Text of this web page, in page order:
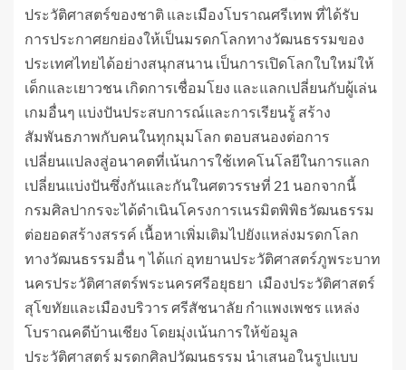
ประวัติศาสตร์ของชาติ และเมืองโบราณศรีเทพ ที่ได้รับ
การประกาศยกย่องให้เป็นมรดกโลกทางวัฒนธรรมของ
ประเทศไทยได้อย่างสนุกสนาน เป็นการเปิดโลกใบใหม่ให้
เด็กและเยาวชน เกิดการเชื่อมโยง และแลกเปลี่ยนกับผู้เล่น
เกมอื่นๆ แบ่งปันประสบการณ์และการเรียนรู้ สร้าง
สัมพันธภาพกับคนในทุกมุมโลก ตอบสนองต่อการ
เปลี่ยนแปลงสู่อนาคตที่เน้นการใช้เทคโนโลยีในการแลก
เปลี่ยนแบ่งปันซึ่งกันและกันในศตวรรษที่ 21 นอกจากนี้
กรมศิลปากรจะได้ดำเนินโครงการเนรมิตพิพิธวัฒนธรรม
ต่อยอดสร้างสรรค์ เนื้อหาเพิ่มเติมไปยังแหล่งมรดกโลก
ทางวัฒนธรรมอื่น ๆ ได้แก่ อุทยานประวัติศาสตร์ภูพระบาท
นครประวัติศาสตร์พระนครศรีอยุธยา เมืองประวัติศาสตร์
สุโขทัยและเมืองบริวาร ศรีสัชนาลัย กำแพงเพชร แหล่ง
โบราณคดีบ้านเชียง โดยมุ่งเน้นการให้ข้อมูล
ประวัติศาสตร์ มรดกศิลปวัฒนธรรม นำเสนอในรูปแบบ